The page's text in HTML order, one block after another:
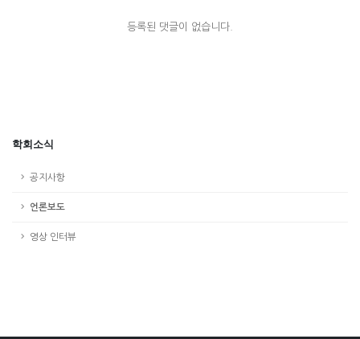
학회소식
공지사항
언론보도
영상 인터뷰
등록된 댓글이 없습니다.